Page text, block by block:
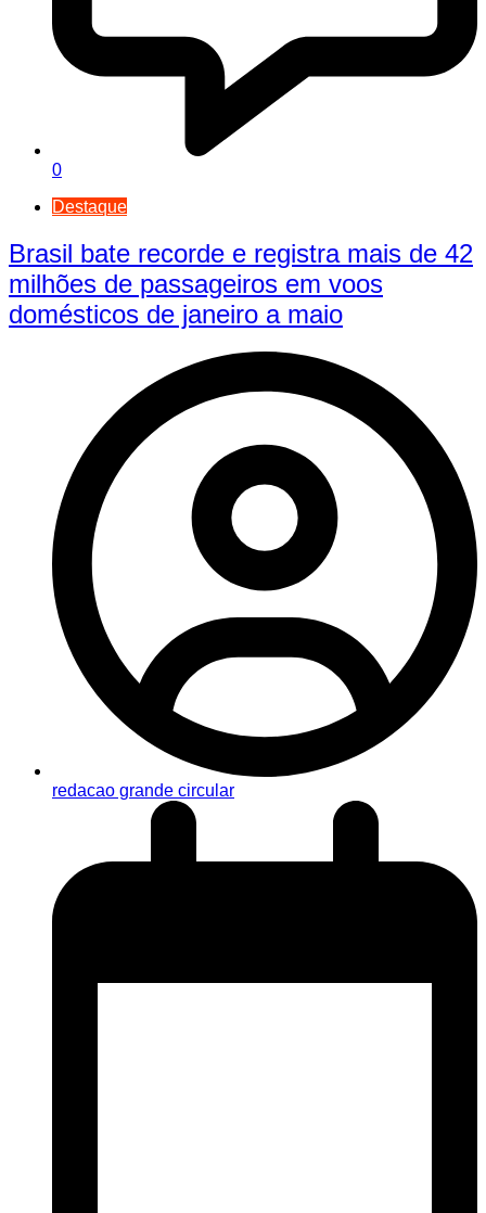
0
Destaque
Brasil bate recorde e registra mais de 42
milhões de passageiros em voos
domésticos de janeiro a maio
redacao grande circular